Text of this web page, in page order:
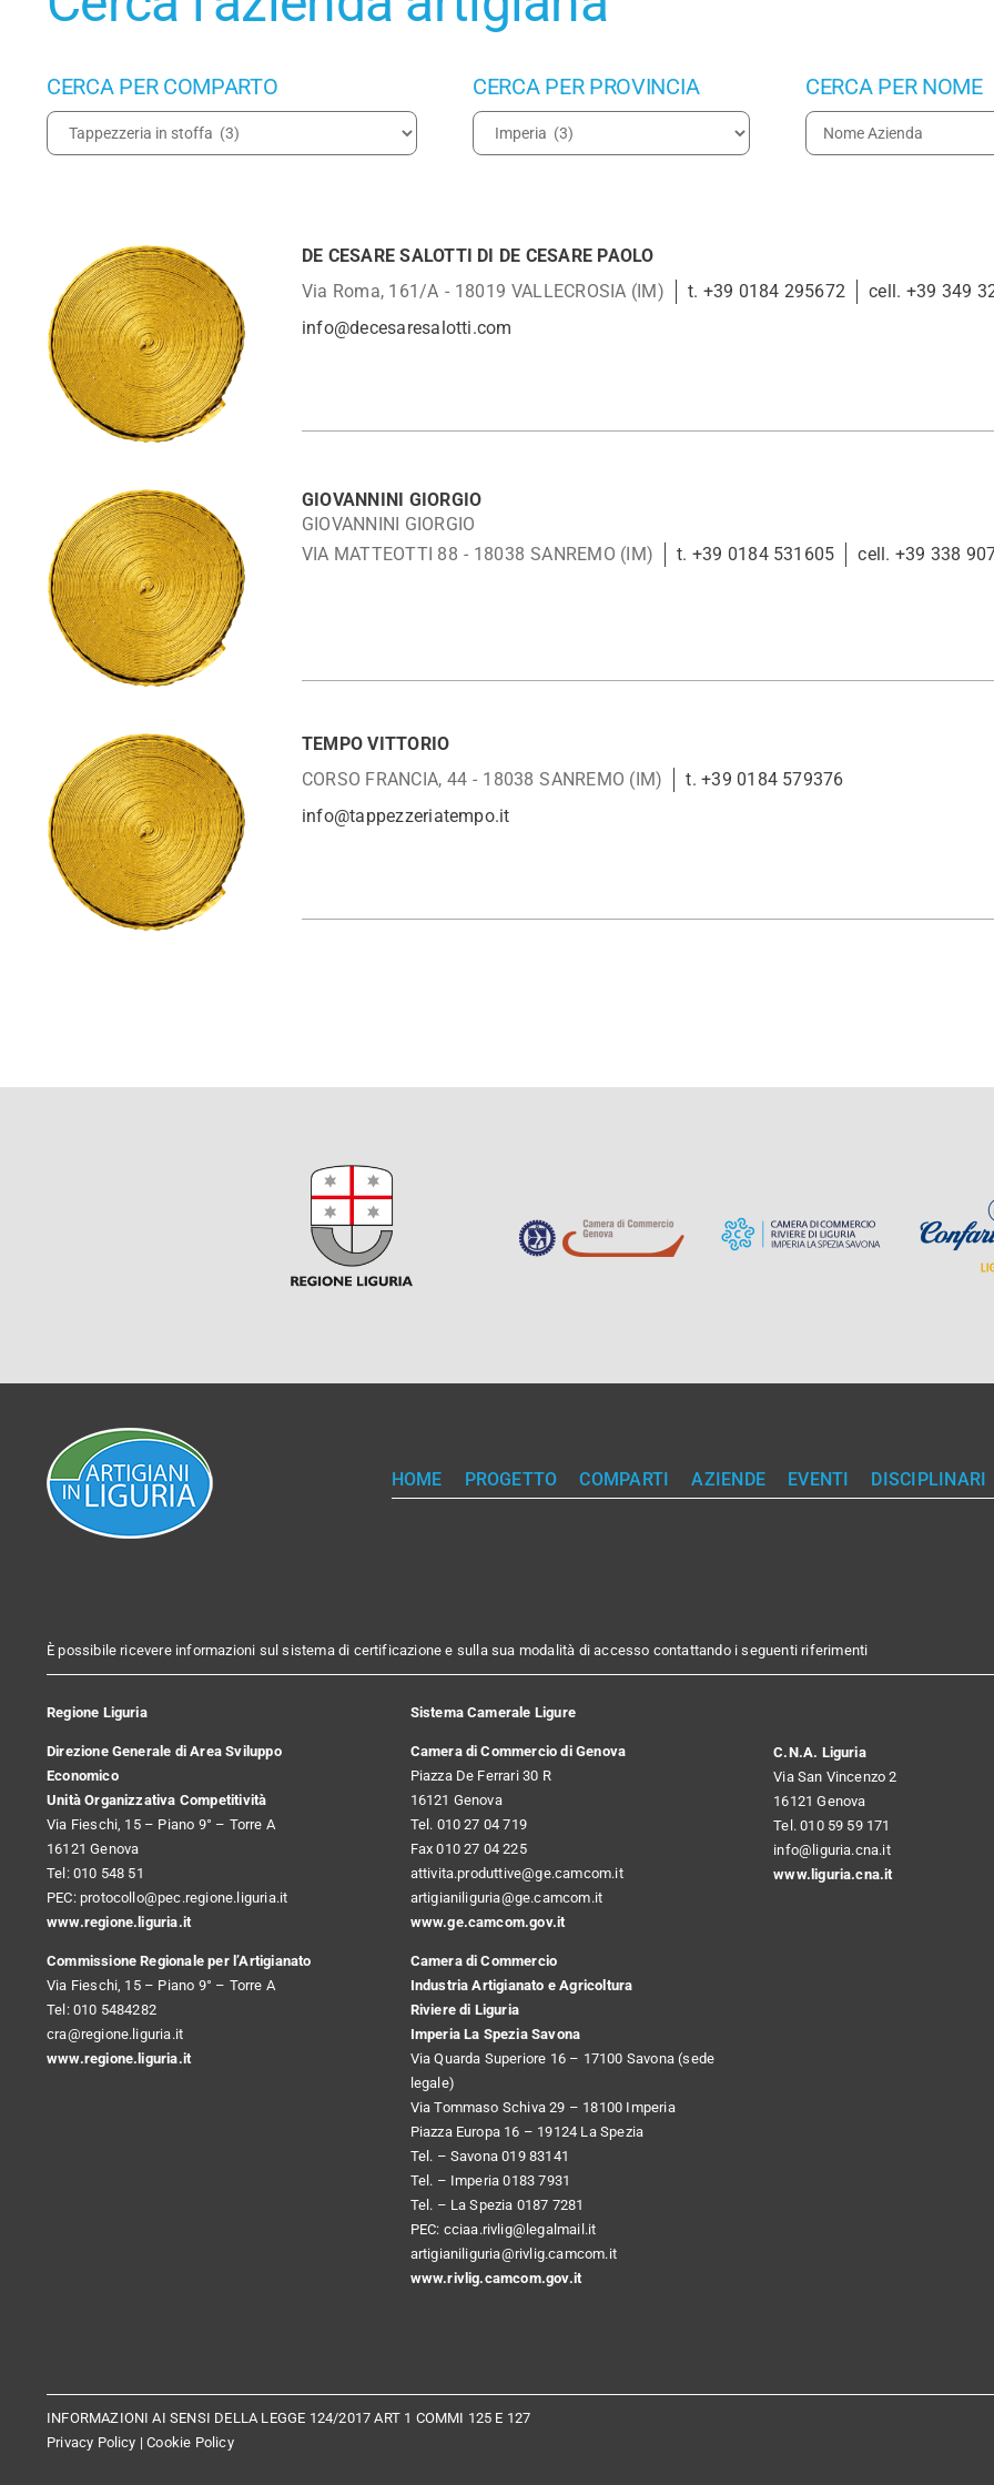
CERCA PER COMPARTO CERCA PER PROVINCIA CERCA PER NOME
DE CESARE SALOTTI DI DE CESARE PAOLO
Via Roma, 161/A
18019 VALLECROSIA (IM) t. +39 0184 295672
cell. +39 349
info@decesaresalotti.com
GIOVANNINI GIORGIO
GIOVANNINI GIORGIO
VIA MATTEOTTI 88
18038 SANREMO (IM) t. +39 0184 531605 cell. +39 338
TEMPO VITTORIO
CORSO FRANCIA, 44
18038 SANREMO (IM)
t. +39 0184 579376
info@tappezzeriatempo.it
HOME PROGETTO COMPARTI AZIENDE EVENTI DISCIPLINARI
È possibile ricevere informazioni sul sistema di certificazione e sulla sua modalità di accesso contattando i seguenti riferimenti
Regione Liguria
Direzione Generale di Area Sviluppo
Economico
Unità Organizzativa Competitività
Via Fieschi, 15 – Piano 9° – Torre A
16121 Genova
Tel: 010 548 51
PEC: protocollo@pec.regione.liguria.it
www.regione.liguria.it
Commissione Regionale per l’Artigianato
Via Fieschi, 15 – Piano 9° – Torre A
Tel: 010 5484282
cra@regione.liguria.it
www.regione.liguria.it
Sistema Camerale Ligure
Camera di Commercio di Genova
Piazza De Ferrari 30 R
16121 Genova
Tel. 010 27 04 719
Fax 010 27 04 225
attivita.produttive@ge.camcom.it
artigianiliguria@ge.camcom.it
www.ge.camcom.gov.it
Camera di Commercio
Industria Artigianato e Agricoltura
Riviere di Liguria
Imperia La Spezia Savona
Via Quarda Superiore 16 – 17100 Savona (sede
legale)
Via Tommaso Schiva 29 – 18100 Imperia
Piazza Europa 16 – 19124 La Spezia
Tel. – Savona 019 83141
Tel. – Imperia 0183 7931
Tel. – La Spezia 0187 7281
PEC: cciaa.rivlig@legalmail.it
artigianiliguria@rivlig.camcom.it
www.rivlig.camcom.gov.it
C.N.A. Liguria
Via San Vincenzo 2
16121 Genova
Tel. 010 59 59 171
info@liguria.cna.it
www.liguria.cna.it
INFORMAZIONI AI SENSI DELLA LEGGE 124/2017 ART 1 COMMI 125 E 127
Privacy Policy |Cookie Policy